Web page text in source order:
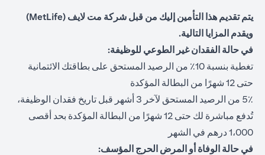
يتم تقديم هذا التأمين إليك من قبل شركة مت لايف (MetLife)
ويقدم المزايا التالية.
في حالة الفقدان غير الطوعي للوظيفة:
تغطية بنسبة 10٪ من الرصيد المستحق على بطاقتك الائتمانية
حتى 12 شهرًا من البطالة المؤكدة
5٪ من الرصيد المستحق لآخر 3 أشهر قبل تاريخ فقدان الوظيفة،
تُدفع مباشرة لك حتى 12 شهرًا من البطالة المؤكدة بحد أقصى
1،000 درهم في الشهر
في حالة الوفاة أو المرض الحرج المؤسف: